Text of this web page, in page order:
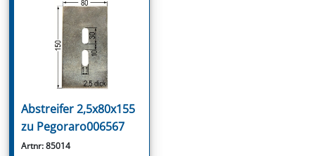
Abstreifer 2,5x80x155
zu Pegoraro006567
Artnr: 85014